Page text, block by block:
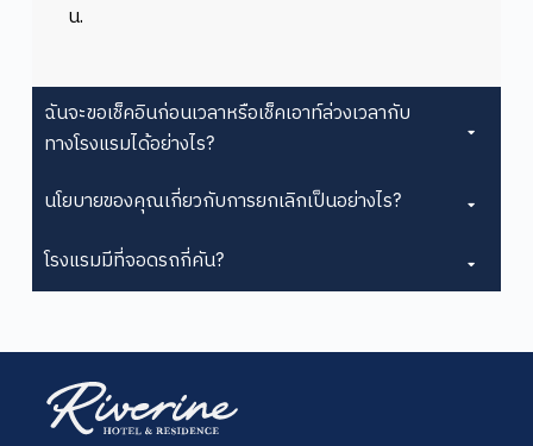
น.
ฉันจะขอเช็คอินก่อนเวลาหรือเช็คเอาท์ล่วงเวลากับ
ทางโรงแรมได้อย่างไร?
นโยบายของคุณเกี่ยวกับการยกเลิกเป็นอย่างไร?
โรงแรมมีที่จอดรถกี่คัน?